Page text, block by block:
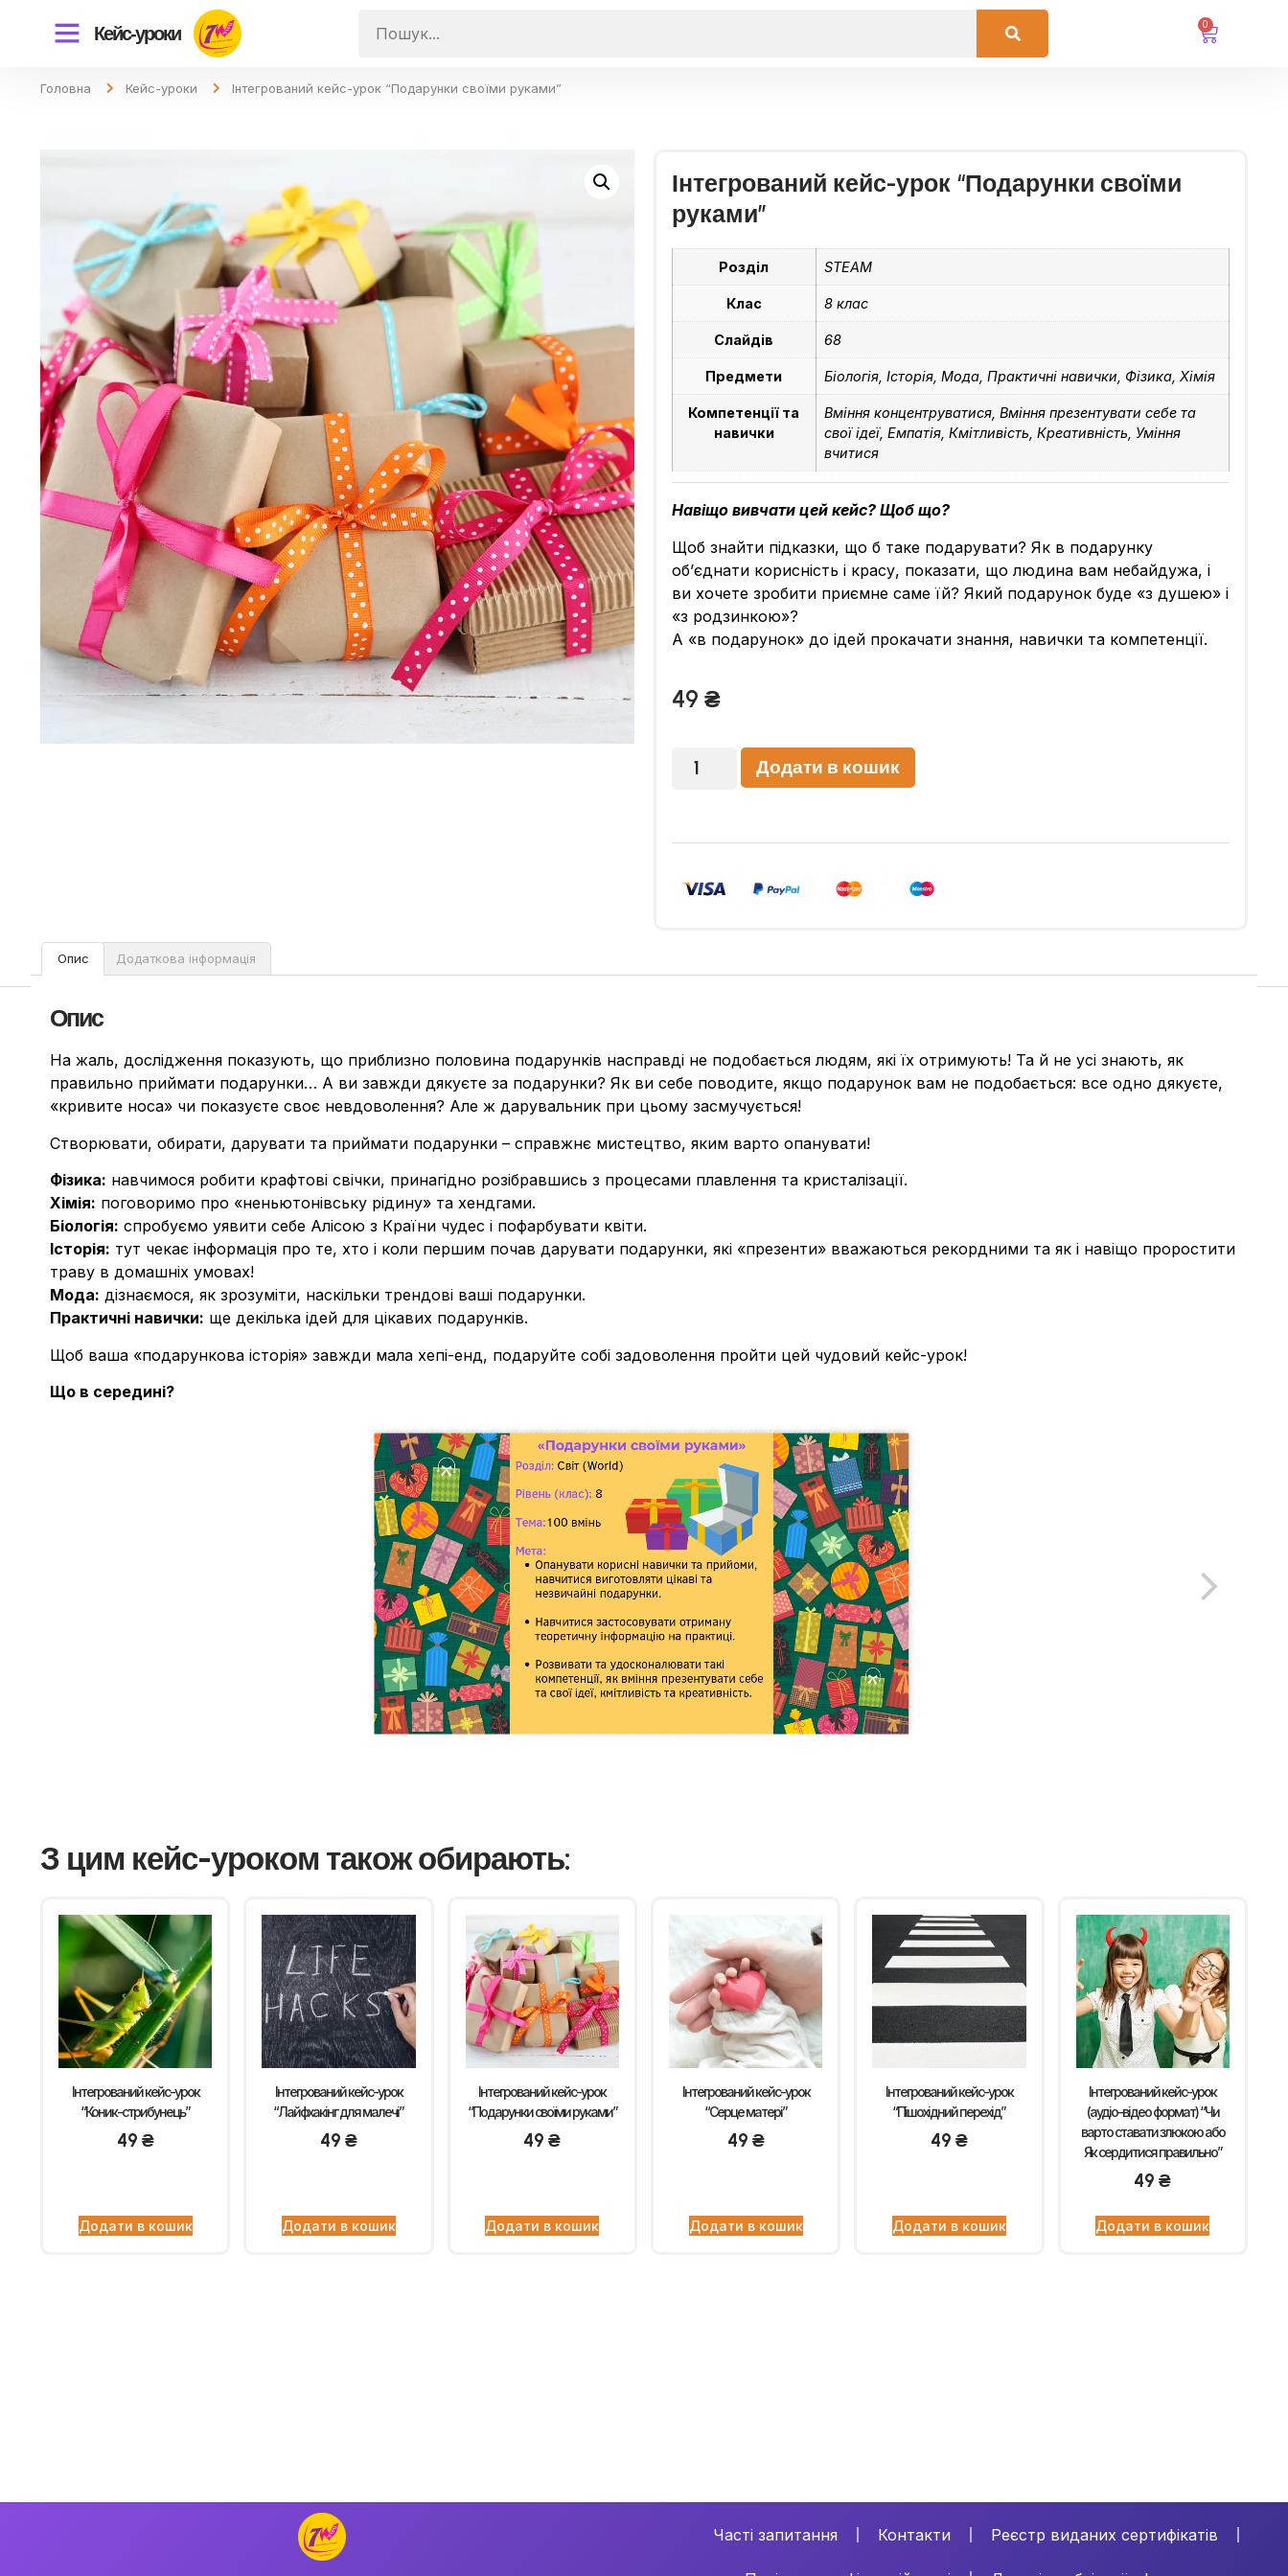
Кейс-уроки 0
Головна Кейс-уроки Інтегрований кейс-урок “Подарунки своїми руками”
Інтегрований кейс-урок “Подарунки своїми
руками”
Розділ STEAM
Клас 8 клас
Слайдів 68
Предмети Біологія, Історія, Мода, Практичні навички, Фізика, Хімія
Компетенції та
навички
Вміння концентруватися, Вміння презентувати себе та
свої ідеї, Емпатія, Кмітливість, Креативність, Уміння
вчитися
Навіщо вивчати цей кейс? Щоб що?
Щоб знайти підказки, що б таке подарувати? Як в подарунку
об’єднати корисність і красу, показати, що людина вам небайдужа, і
ви хочете зробити приємне саме їй? Який подарунок буде «з душею» і
«з родзинкою»?
А «в подарунок» до ідей прокачати знання, навички та компетенції.
49 ₴
Додати в кошик
Опис Додаткова інформація
Опис
На жаль, дослідження показують, що приблизно половина подарунків насправді не подобається людям, які їх отримують! Та й не усі знають, як
правильно приймати подарунки… А ви завжди дякуєте за подарунки? Як ви себе поводите, якщо подарунок вам не подобається: все одно дякуєте,
«кривите носа» чи показуєте своє невдоволення? Але ж дарувальник при цьому засмучується!
Створювати, обирати, дарувати та приймати подарунки – справжнє мистецтво, яким варто опанувати!
Фізика: навчимося робити крафтові свічки, принагідно розібравшись з процесами плавлення та кристалізації.
Хімія: поговоримо про «неньютонівську рідину» та хендгами.
Біологія: спробуємо уявити себе Алісою з Країни чудес і пофарбувати квіти.
Історія: тут чекає інформація про те, хто і коли першим почав дарувати подарунки, які «презенти» вважаються рекордними та як і навіщо проростити
траву в домашніх умовах!
Мода: дізнаємося, як зрозуміти, наскільки трендові ваші подарунки.
Практичні навички: ще декілька ідей для цікавих подарунків.
Щоб ваша «подарункова історія» завжди мала хепі-енд, подаруйте собі задоволення пройти цей чудовий кейс-урок!
Що в середині?
З цим кейс-уроком також обирають:
Інтегрований кейс-урок
“Коник-стрибунець”
49 ₴
Додати в кошик
Інтегрований кейс-урок
“Лайфхакінг для малечі”
49 ₴
Додати в кошик
Інтегрований кейс-урок
“Подарунки своїми руками”
49₴
Додати в кошик
Інтегрований кейс-урок
“Серце матері”
49 ₴
Додати в кошик
Інтегрований кейс-урок
“Пішохідний перехід”
49 ₴
Додати в кошик
Інтегрований кейс-урок
(аудіо-відео формат) “Чи
варто ставати злюкою або
Як сердитися правильно”
49₴
Додати в кошик
Часті запитання Контакти Реєстр виданих сертифікатів